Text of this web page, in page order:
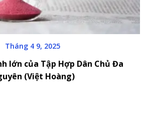
Tháng 4 9, 2025
lớn của Tập Hợp Dân Chủ Đa
(Việt Hoàng)